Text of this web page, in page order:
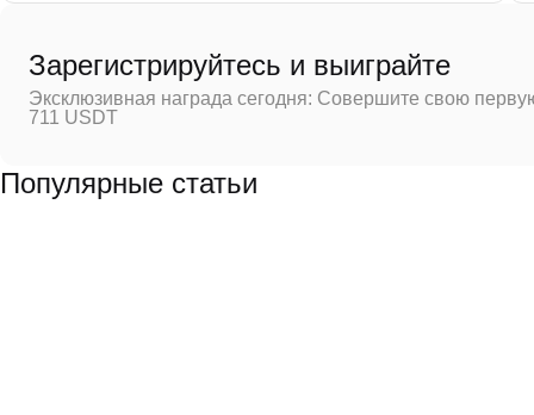
Зарегистрируйтесь и выиграйте
Эксклюзивная награда сегодня: Совершите свою
711 USDT
Популярные статьи